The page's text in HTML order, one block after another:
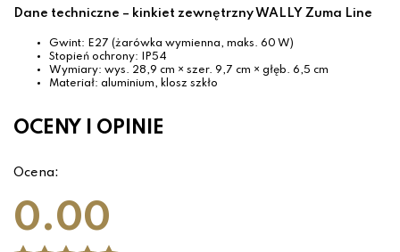
Dane techniczne – kinkiet zewnętrzny WALLY Zuma Line
Gwint: E27 (żarówka wymienna, maks. 60 W)
Stopień ochrony: IP54
Wymiary: wys. 28,9 cm × szer. 9,7 cm × głęb. 6,5 cm
Materiał: aluminium, klosz szkło
OCENY I OPINIE
Ocena:
0.00